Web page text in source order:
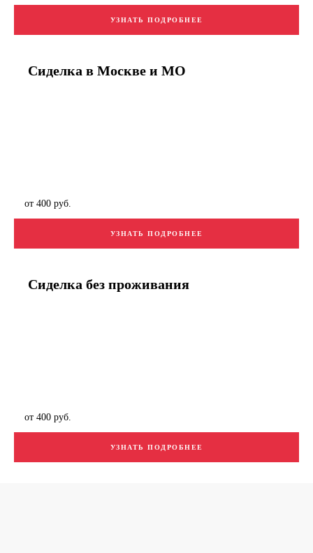
УЗНАТЬ ПОДРОБНЕЕ
Сиделка в Москве и МО
от 400 руб.
УЗНАТЬ ПОДРОБНЕЕ
Сиделка без проживания
от 400 руб.
УЗНАТЬ ПОДРОБНЕЕ